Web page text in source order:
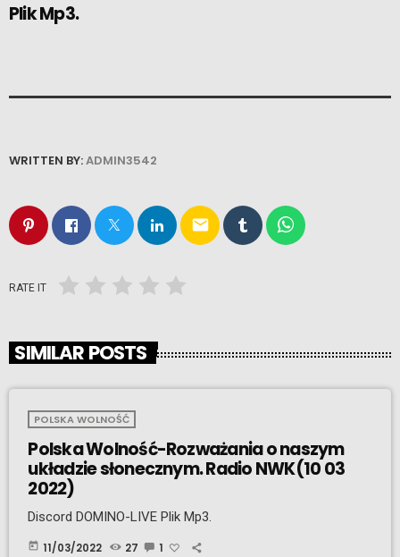
Plik Mp3.
WRITTEN BY:ADMIN3542
email
RATE IT
SIMILAR POSTS
POLSKA WOLNOŚĆ
Polska Wolność-Rozważania o naszym
układzie słonecznym. Radio NWK(10 03
2022)
Discord DOMINO-LIVE Plik Mp3.
today 11/03/2022 27 1